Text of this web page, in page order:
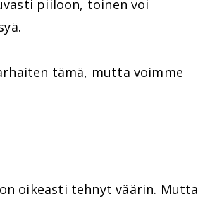
piiloon, toinen voi
tämä, mutta voimme
oikeasti tehnyt väärin. Mutta